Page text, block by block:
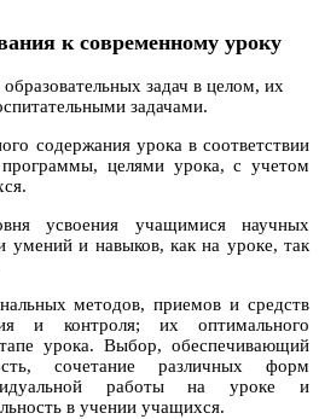
к современному уроку
задач в целом, их
задачами.
содержания урока в соответствии
целями урока, с учетом
усвоения учащимися научных
умений и навыков, как на уроке, так
методов, приемов и средств
и контроля; их оптимального
урока. Выбор, обеспечивающий
сочетание различных форм
работы на уроке и
в учении учащихся.